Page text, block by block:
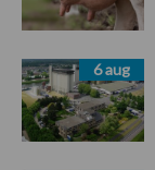
6 aug